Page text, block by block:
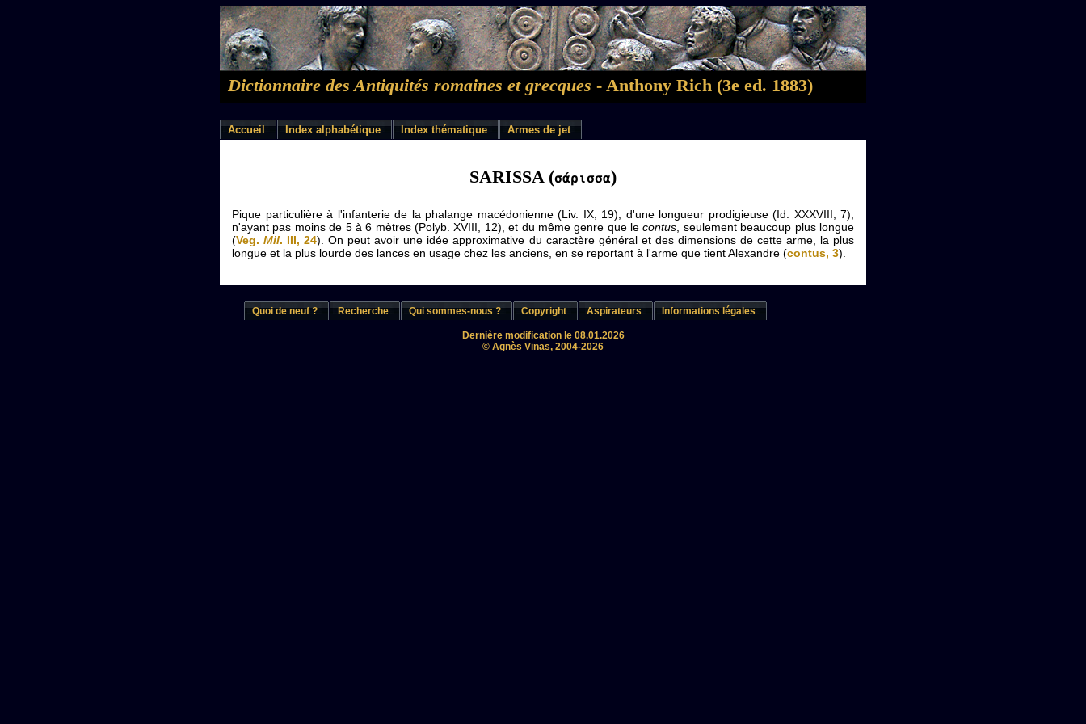
Dictionnaire des Antiquités romaines et grecques - Anthony Rich (3e ed. 1883)
Accueil Index alphabétique Index thématique Armes de jet
SARISSA (σάρισσα)
Pique particulière à l'infanterie de la phalange macédonienne (Liv. IX, 19), d'une longueur prodigieuse (Id. XXXVIII, 7),
n'ayant pas moins de 5 à 6 mètres (Polyb. XVIII, 12), et du même genre que lecontus , seulement beaucoup plus longue
(Veg.Mil. III, 24). On peut avoir une idée approximative du caractère général et des dimensions de cette arme, la plus
longue et la plus lourde des lances en usage chez les anciens, en se reportant à l'arme que tient Alexandre (contus, 3).
Quoi de neuf ? Recherche Qui sommes-nous ? Copyright Aspirateurs Informations légales
Dernière modification le 08.01.2026
© Agnès Vinas, 2004-2026